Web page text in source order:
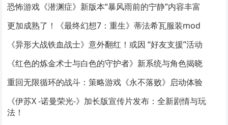
恐怖游戏《潜渊症》新版本“暴风雨前的宁静”内容丰富
更加成熟了！《最终幻想7：重生》蒂法希瓦服装mod
《异形大战铁血战士》意外翻红！或因 “好友支援”活动
《红色的炼金术士与白色的守护者》新系统与角色揭晓
重回无限循环的战斗：策略游戏《永不落败》启动体验
《伊苏X -诺曼荣光-》加长版宣传片发布：全新剧情与玩
法！